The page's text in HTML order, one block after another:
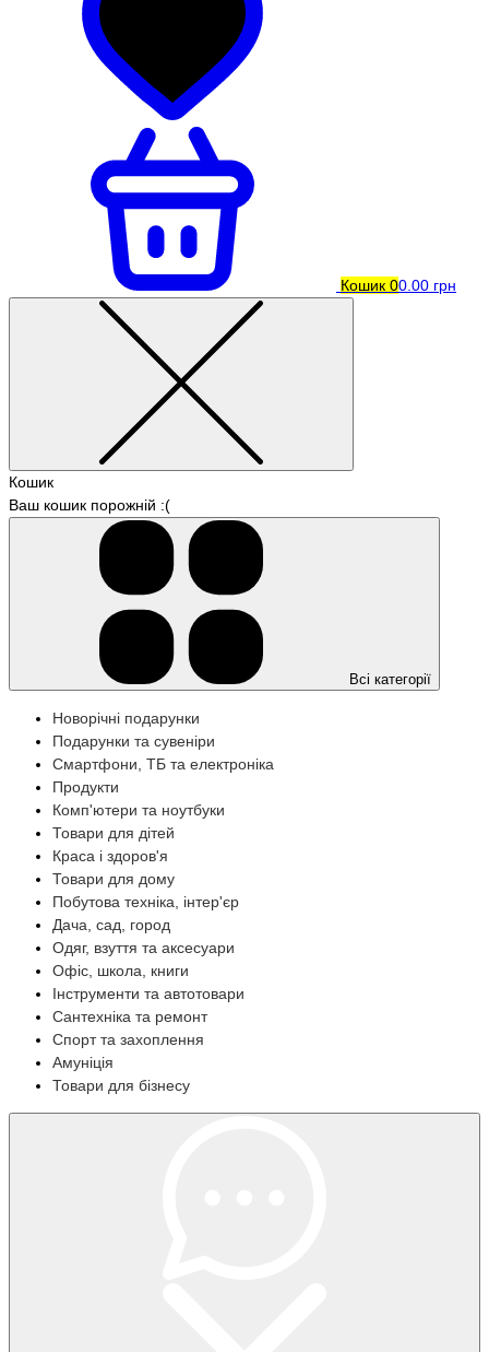
Кошик 00.00 грн
Кошик
Ваш кошик порожній :(
Всі категорії
Новорічні подарунки
Подарунки та сувеніри
Смартфони, ТБ та електроніка
Продукти
Комп'ютери та ноутбуки
Товари для дітей
Краса і здоров'я
Товари для дому
Побутова техніка, інтер'єр
Дача, сад, город
Одяг, взуття та аксесуари
Офіс, школа, книги
Інструменти та автотовари
Сантехніка та ремонт
Спорт та захоплення
Амуніція
Товари для бізнесу